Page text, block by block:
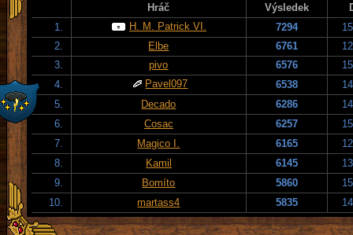
Hráč Výsledek
1.
H. M. Patrick VI. 7294
2.
Elbe 6761
3.
pivo 6576
4.
Pavel097 6538
5.
Decado 6286
6.
Cosac 6257
7.
Magico I. 6165
8.
Kamil 6145
9.
Bomíto 5860
10.
martass4 5835